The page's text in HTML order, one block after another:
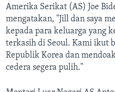
Amerika Serikat (AS) Joe
mengatakan, "Jill dan saya
kepada para keluarga yang
terkasih di Seoul. Kami ikut
Republik Korea dan
cedera segera pulih."